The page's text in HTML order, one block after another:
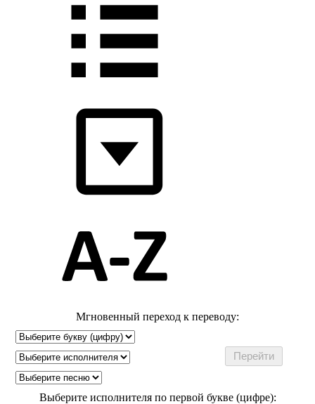
Мгновенный переход к переводу:
Выберите исполнителя по первой букве (цифре):